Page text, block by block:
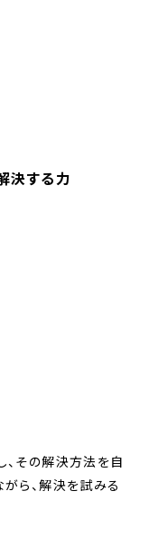
する力
その解決方法を自
ら、解決を試みる